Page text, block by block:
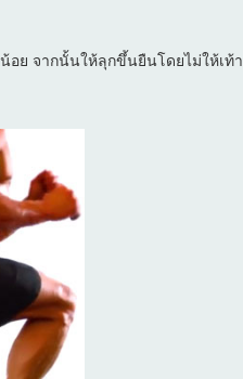
อย จากนั้นให้ลุกขึ้นยืนโดยไม่ให้เท้า